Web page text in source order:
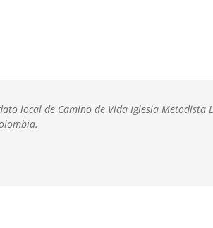
local de Camino de Vida Iglesia